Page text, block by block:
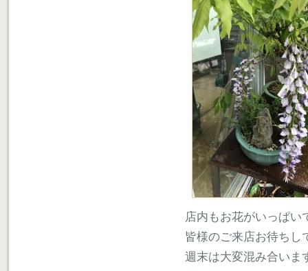
店内もお花がいっぱい
皆様のご来店お待ちし
週末は大変混み合いま